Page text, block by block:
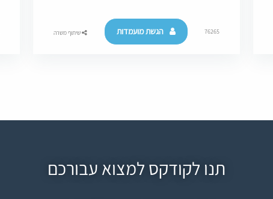
76265 הגשת מועמדות שיתוף משרה
תנו לקודקס למצוא עבורכם